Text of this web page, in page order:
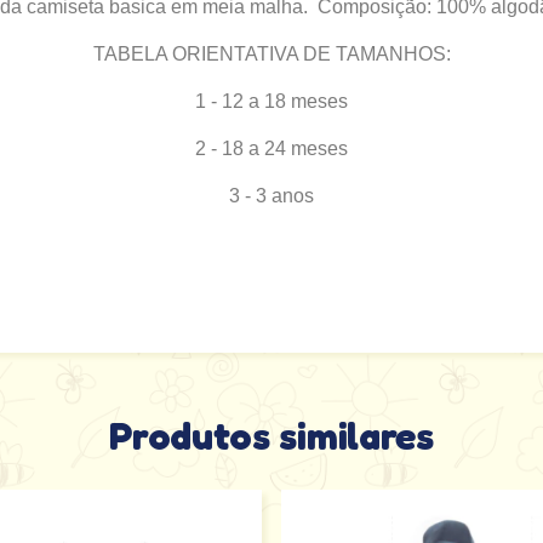
camiseta basica em meia malha. Composição: 100%
TABELA ORIENTATIVA DE TAMANHOS:
1 - 12 a 18 meses
2 - 18 a 24 meses
3 - 3 anos
Produtos similares